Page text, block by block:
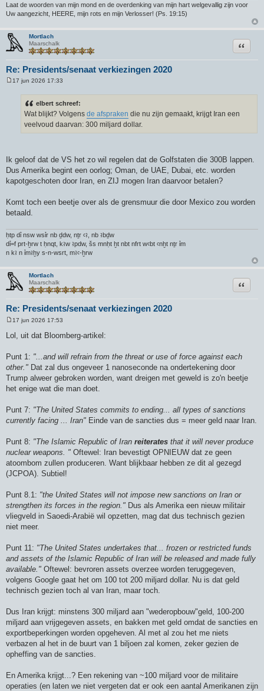
Laat de woorden van mijn mond en de overdenking van mijn hart welgevallig zijn voor
Uw aangezicht, HEERE, mijn rots en mijn Verlosser! (Ps. 19:15)
Mortlach
Maarschalk
Re: Presidents/senaat verkiezingen 2020
Citeer
17 jun 2026 17:33
elbert schreef:
Wat blijkt? Volgens de afspraken die nu zijn gemaakt, krijgt Iran een
veelvoud daarvan: 300 miljard dollar.
Ik geloof dat de VS het zo wil regelen dat de Golfstaten die 300B lappen.
Dus Amerika begint een oorlog; Oman, de UAE, Dubai, etc. worden
kapotgeschoten door Iran, en ZIJ mogen Iran daarvoor betalen?
Komt toch een beetje over als de grensmuur die door Mexico zou worden
betaald.
ḥtp dỉ nsw wsỉr nb ḏdw, nṯr ꜥꜣ, nb ꜣbḏw
dỉ=f prt-ḫrw t ḥnqt, kꜣw ꜣpdw, šs mnḥt ḫt nbt nfrt wꜥbt ꜥnḫt nṯr ỉm
n kꜣ n ỉmꜣḫy s-n-wsrt, mꜣꜥ-ḫrw
Mortlach
Maarschalk
Re: Presidents/senaat verkiezingen 2020
Citeer
e
r
h
t
17 jun 2026 17:53
Lol, uit dat Bloomberg-artikel:
Punt 1: "...and will refrain from the threat or use of force against each
other." Dat zal dus ongeveer 1 nanoseconde na ondertekening door
Trump alweer gebroken worden, want dreigen met geweld is zo'n beetje
het enige wat die man doet.
Punt 7: "The United States commits to ending... all types of sanctions
currently facing ... Iran" Einde van de sancties dus = meer geld naar Iran.
Punt 8: "The Islamic Republic of Iran reiterates that it will never produce
nuclear weapons. " Oftewel: Iran bevestigt OPNIEUW dat ze geen
atoombom zullen produceren. Want blijkbaar hebben ze dit al gezegd
(JCPOA). Subtiel!
Punt 8.1: "the United States will not impose new sanctions on Iran or
strengthen its forces in the region." Dus als Amerika een nieuw militair
vliegveld in Saoedi-Arabië wil opzetten, mag dat dus technisch gezien
niet meer.
Punt 11: "The United States undertakes that... frozen or restricted funds
and assets of the Islamic Republic of Iran will be released and made fully
available." Oftewel: bevroren assets overzee worden teruggegeven,
volgens Google gaat het om 100 tot 200 miljard dollar. Nu is dat geld
technisch gezien toch al van Iran, maar toch.
Dus Iran krijgt: minstens 300 miljard aan "wederopbouw"geld, 100-200
miljard aan vrijgegeven assets, en bakken met geld omdat de sancties en
exportbeperkingen worden opgeheven. Al met al zou het me niets
verbazen al het in de buurt van 1 biljoen zal komen, zeker gezien de
opheffing van de sancties.
En Amerika krijgt...? Een rekening van ~100 miljard voor de militaire
operaties (en laten we niet vergeten dat er ook een aantal Amerikanen zijn